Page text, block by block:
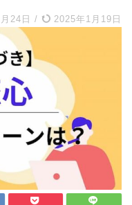
24日 / 2025年1月19日